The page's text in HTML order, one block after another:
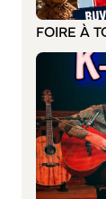
FOIRE À
Espace
Studio
Boîtes à lire
Vie
Attribution